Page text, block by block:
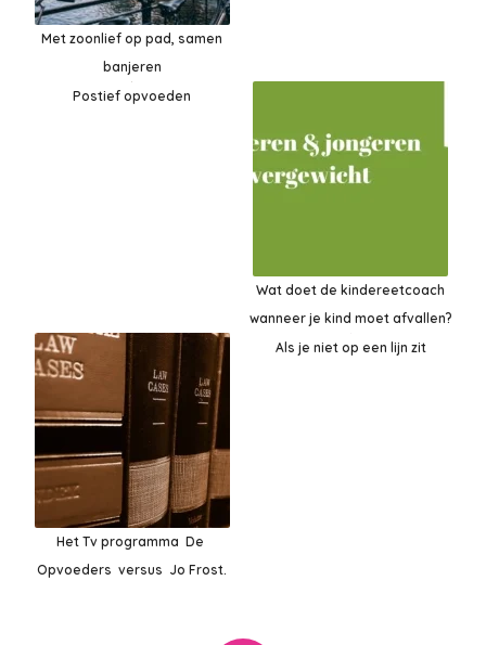
Met zoonlief op pad, samen
banjeren
Postief opvoeden
Wat doet de kindereetcoach
wanneer je kind moet afvallen?
Het Tv programma De
Opvoeders versus Jo Frost.
Als je niet op een lijn zit